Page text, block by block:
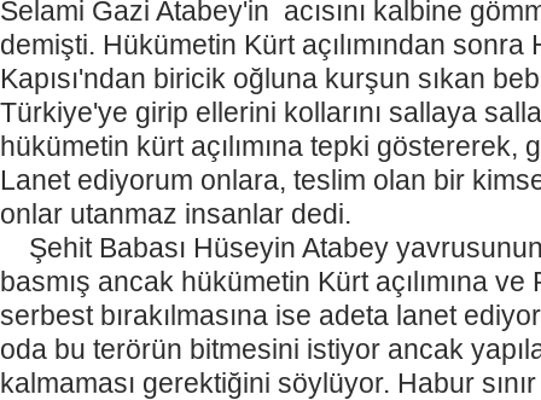
Selami Gazi Atabey'in acısını kalbine
demişti. Hükümetin Kürt açılımından sonra
Kapısı'ndan biricik oğluna kurşun sıkan
Türkiye'ye girip ellerini kollarını sallaya
hükümetin kürt açılımına tepki göstererek,
Lanet ediyorum onlara, teslim olan bir
onlar utanmaz insanlar dedi.
Şehit Babası Hüseyin Atabey yavrusunun
basmış ancak hükümetin Kürt açılımına ve
serbest bırakılmasına ise adeta lanet
oda bu terörün bitmesini istiyor ancak
kalmaması gerektiğini söylüyor. Habur